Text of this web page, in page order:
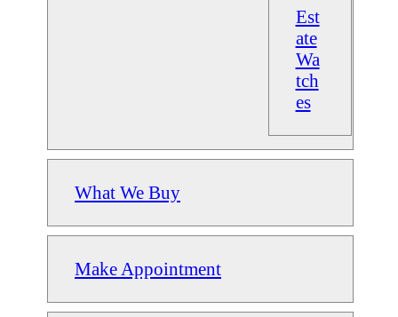
Est
ate
Wa
tch
es
What We Buy
Make Appointment